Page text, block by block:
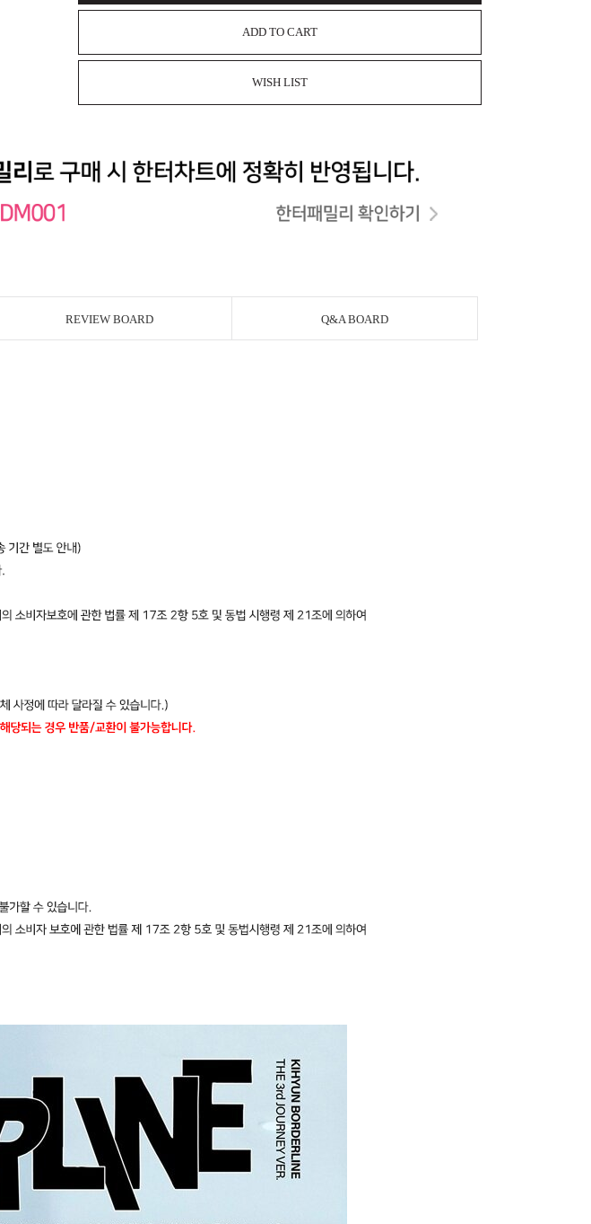
ADD TO CART
WISH LIST
REVIEW BOARD Q&A BOARD